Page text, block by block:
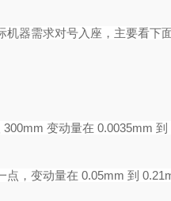
器需求对号入座，主要看下
300mm 变动量在 0.0035mm
点，变动量在 0.05mm 到